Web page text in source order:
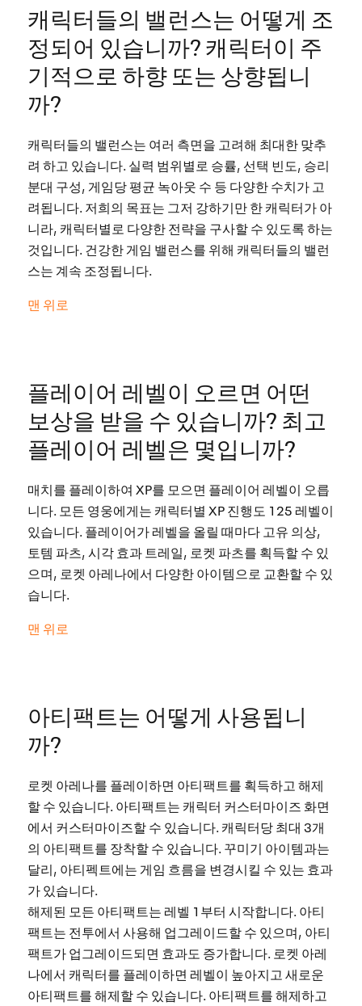
캐릭터들의 밸런스는 어떻게 조
정되어 있습니까? 캐릭터이 주
기적으로 하향 또는 상향됩니
까?
캐릭터들의 밸런스는 여러 측면을 고려해 최대한 맞추
려 하고 있습니다. 실력 범위별로 승률, 선택 빈도, 승리
분대 구성, 게임당 평균 녹아웃 수 등 다양한 수치가 고
려됩니다. 저희의 목표는 그저 강하기만 한 캐릭터가 아
니라, 캐릭터별로 다양한 전략을 구사할 수 있도록 하는
것입니다. 건강한 게임 밸런스를 위해 캐릭터들의 밸런
스는 계속 조정됩니다.
맨 위로
플레이어 레벨이 오르면 어떤
보상을 받을 수 있습니까? 최고
플레이어 레벨은 몇입니까?
매치를 플레이하여 XP를 모으면 플레이어 레벨이 오릅
니다. 모든 영웅에게는 캐릭터별 XP 진행도 125 레벨이
있습니다. 플레이어가 레벨을 올릴 때마다 고유 의상,
토템 파츠, 시각 효과 트레일, 로켓 파츠를 획득할 수 있
으며, 로켓 아레나에서 다양한 아이템으로 교환할 수 있
습니다.
맨 위로
아티팩트는 어떻게 사용됩니
까?
로켓 아레나를 플레이하면 아티팩트를 획득하고 해제
할 수 있습니다. 아티팩트는 캐릭터 커스터마이즈 화면
에서 커스터마이즈할 수 있습니다. 캐릭터당 최대 3개
의 아티팩트를 장착할 수 있습니다. 꾸미기 아이템과는
달리, 아티펙트에는 게임 흐름을 변경시킬 수 있는 효과
가 있습니다.
해제된 모든 아티팩트는 레벨 1부터 시작합니다. 아티
팩트는 전투에서 사용해 업그레이드할 수 있으며, 아티
팩트가 업그레이드되면 효과도 증가합니다. 로켓 아레
나에서 캐릭터를 플레이하면 레벨이 높아지고 새로운
아티팩트를 해제할 수 있습니다. 아티팩트를 해제하고